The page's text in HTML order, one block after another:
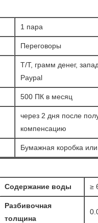
1 пара
Переговоры
T/T, грамм денег,
Paypal
500 ПК в месяц
через 2 дня после
компенсацию
Бумажная коробка
Содержание воды ≥
Разбивочная
толщина